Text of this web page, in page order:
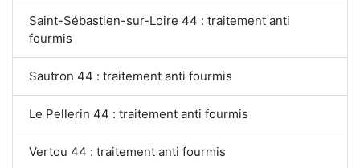
Saint-Sébastien-sur-Loire 44 : traitement anti
fourmis
Sautron 44 : traitement anti fourmis
Le Pellerin 44 : traitement anti fourmis
Vertou 44 : traitement anti fourmis